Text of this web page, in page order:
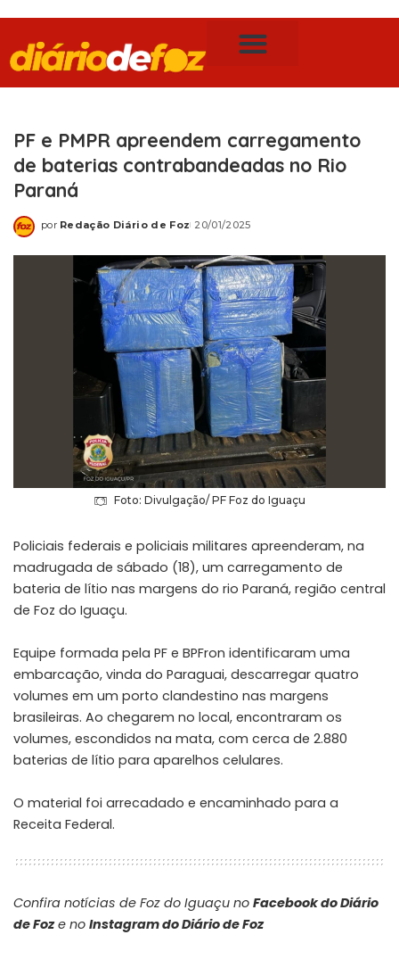
PF e PMPR apreendem carregamento
de baterias contrabandeadas no Rio
Paraná
por Redação Diário de Foz 20/01/2025
Foto: Divulgação/ PF Foz do Iguaçu
Policiais federais e policiais militares apreenderam, na
madrugada de sábado (18), um carregamento de
bateria de lítio nas margens do rio Paraná, região central
de Foz do Iguaçu.
Equipe formada pela PF e BPFron identificaram uma
embarcação, vinda do Paraguai, descarregar quatro
volumes em um porto clandestino nas margens
brasileiras. Ao chegarem no local, encontraram os
volumes, escondidos na mata, com cerca de 2.880
baterias de lítio para aparelhos celulares.
O material foi arrecadado e encaminhado para a
Receita Federal.
Confira notícias de Foz do Iguaçu no Facebook do Diário
de Foze no Instagram do Diário de Foz